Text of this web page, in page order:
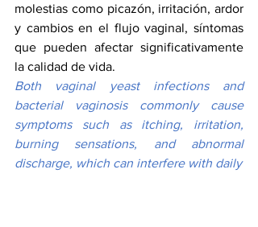
molestias como picazón, irritación, ardor
y cambios en el flujo vaginal, síntomas
que pueden afectar significativamente
la calidad de vida.
Both vaginal yeast infections and
bacterial vaginosis commonly cause
symptoms such as itching, irritation,
burning sensations, and abnormal
discharge, which can interfere with daily